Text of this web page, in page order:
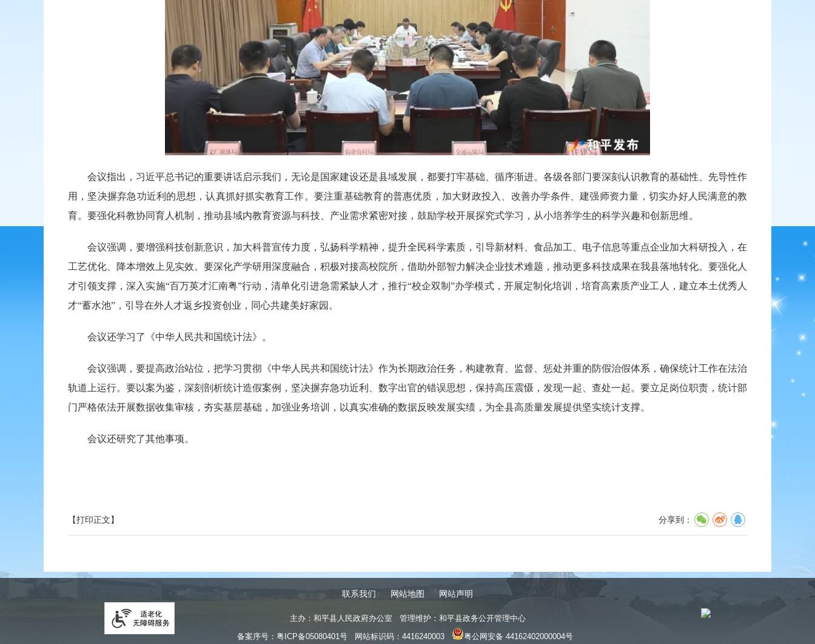
会议指出，习近平总书记的重要讲话启示我们，无论是国家建设还是县域发展，都要打牢基础、循序渐进。各级各部门要深刻认识教育的基础性、先导性作
用，坚决摒弃急功近利的思想，认真抓好抓实教育工作。要注重基础教育的普惠优质，加大财政投入、改善办学条件、建强师资力量，切实办好人民满意的教
育。要强化科教协同育人机制，推动县域内教育资源与科技、产业需求紧密对接，鼓励学校开展探究式学习，从小培养学生的科学兴趣和创新思维。
会议强调，要增强科技创新意识，加大科普宣传力度，弘扬科学精神，提升全民科学素质，引导新材料、食品加工、电子信息等重点企业加大科研投入，在
工艺优化、降本增效上见实效。要深化产学研用深度融合，积极对接高校院所，借助外部智力解决企业技术难题，推动更多科技成果在我县落地转化。要强化人
才引领支撑，深入实施“百万英才汇南粤”行动，清单化引进急需紧缺人才，推行“校企双制”办学模式，开展定制化培训，培育高素质产业工人，建立本土优秀人
才“蓄水池”，引导在外人才返乡投资创业，同心共建美好家园。
会议还学习了《中华人民共和国统计法》。
会议强调，要提高政治站位，把学习贯彻 《中华人民共和国统计法》 作为长期政治任务，构建教育、监督、惩处并重的防假治假体系，确保统计工作在法治
轨道上运行。要以案为鉴，深刻剖析统计造假案例，坚决摒弃急功近利、数字出官的错误思想，保持高压震慑，发现一起、查处一起。要立足岗位职责，统计部
门严格依法开展数据收集审核，夯实基层基础，加强业务培训，以真实准确的数据反映发展实绩，为全县高质量发展提供坚实统计支撑。
会议还研究了其他事项。
分享到：
【打印正文】
联系我们 网站地图 网站声明
主办：和平县人民政府办公室 管理维护：和平县政务公开管理中心
备案序号： 粤ICP备05080401号 网站标识码：4416240003 粤公网安备 44162402000004号